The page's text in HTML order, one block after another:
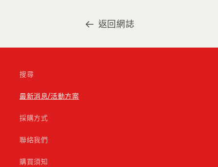
返回網誌
搜尋
最新消息/活動方案
採購方式
聯絡我們
購買須知